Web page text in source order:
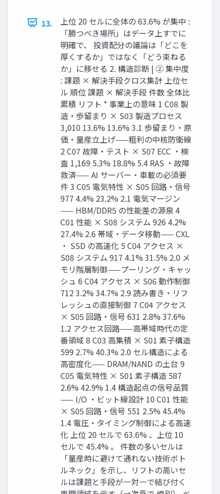
13.
上位 20 セルに全体の 63.6% が集中 :
「勝つべき場所」はデータ上すでに
明確で、 投資配分の議論は「どこを
厚くするか」ではなく「どう束ねる
か」に移せる 2. 構造診断 | ② 集中度
: 課題 × 解決手段クロス集計 上位セ
ル 順位 課題 × 解決手段 件数 全体比
累積 リフト * 事業上の意味 1 C08 製
造・歩留まり × S03 製造プロセス
3,010 13.6% 13.6% 3.1 歩留まり・原
価・量産立上げ——粗利の中核防衛線
2 C07 故障・テスト × S07 ECC ・検
査 1,169 5.3% 18.8% 5.4 RAS ・故障
救済—— AI サーバー・車載の必須要
件 3 C05 電気特性 × S05 回路・信号
977 4.4% 23.2% 2.1 電気マージン
—— HBM/DDR5 の性能差の源泉 4
C01 性能 × S08 システム 926 4.2%
27.4% 2.6 帯域・データ移動—— CXL
・ SSD の高速化 5 C04 アクセス ×
S08 システム 917 4.1% 31.5% 2.0 メ
モリ階層制御——プーリング・キャッ
シュ 6 C04 アクセス × S06 動作制御
712 3.2% 34.7% 2.9 読み書き・リフ
レッシュの直接制御 7 C04 アクセス
× S05 回路・信号 631 2.8% 37.6%
1.2 アクセス回路——高帯域時代の定
番領域 8 C03 高集積 × S01 素子構造
599 2.7% 40.3% 2.0 セル構造による
高密度化—— DRAM/NAND の土台 9
C05 電気特性 × S01 素子構造 587
2.6% 42.9% 1.4 構造起点の信号品質
—— I/O ・ビット線設計 10 C01 性能
× S05 回路・信号 551 2.5% 45.4%
1.4 電圧・タイミング制御による高速
化 上位 20 セルで 63.6% 、上位 10
セルで 45.4% 。 件数の多いセルは
「量産時に避けて通れない技術ボト
ルネック」を示し、リフトの高いセ
ルは課題と手段が一対一で結び付く